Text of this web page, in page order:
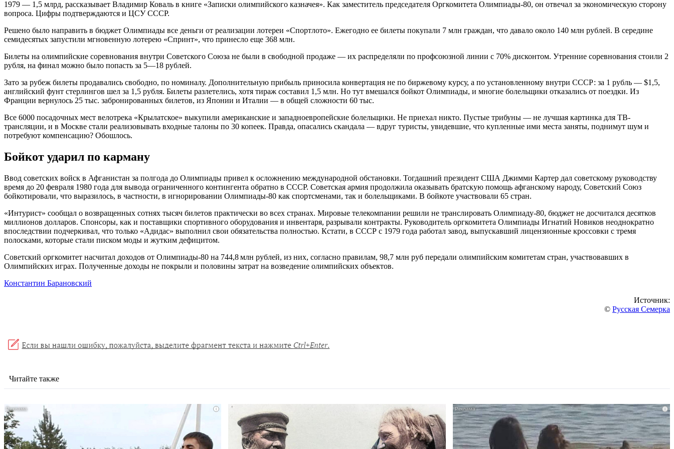
1979 — 1,5 млрд, рассказывает Владимир Коваль в книге «Записки олимпийского казначея». Как заместитель председателя Оргкомитета Олимпиады-80, он отвечал за экономическую сторону
вопроса. Цифры подтверждаются и ЦСУ СССР.
Решено было направить в бюджет Олимпиады все деньги от реализации лотереи «Спортлото». Ежегодно ее билеты покупали 7 млн граждан, что давало около 140 млн рублей. В середине
семидесятых запустили мгновенную лотерею «Спринт», что принесло еще 368 млн.
Билеты на олимпийские соревнования внутри Советского Союза не были в свободной продаже — их распределяли по профсоюзной линии с 70% дисконтом. Утренние соревнования стоили 2
рубля, на финал можно было попасть за 5—18 рублей.
Зато за рубеж билеты продавались свободно, по номиналу. Дополнительную прибыль приносила конвертация не по биржевому курсу, а по установленному внутри СССР: за 1 рубль — $1,5,
английский фунт стерлингов шел за 1,5 рубля. Билеты разлетелись, хотя тираж составил 1,5 млн. Но тут вмешался бойкот Олимпиады, и многие болельщики отказались от поездки. Из
Франции вернулось 25 тыс. забронированных билетов, из Японии и Италии — в общей сложности 60 тыс.
Все 6000 посадочных мест велотрека «Крылатское» выкупили американские и западноевропейские болельщики. Не приехал никто. Пустые трибуны — не лучшая картинка для ТВ-
трансляции, и в Москве стали реализовывать входные талоны по 30 копеек. Правда, опасались скандала — вдруг туристы, увидевшие, что купленные ими места заняты, поднимут шум и
потребуют компенсацию? Обошлось.
Бойкот ударил по карману
Ввод советских войск в Афганистан за полгода до Олимпиады привел к осложнению международной обстановки. Тогдашний президент США Джимми Картер дал советскому руководству
время до 20 февраля 1980 года для вывода ограниченного контингента обратно в СССР. Советская армия продолжила оказывать братскую помощь афганскому народу, Советский Союз
бойкотировали, что выразилось, в частности, в игнорировании Олимпиады-80 как спортсменами, так и болельщиками. В бойкоте участвовали 65 стран.
«Интурист» сообщал о возвращенных сотнях тысяч билетов практически во всех странах. Мировые телекомпании решили не транслировать Олимпиаду-80, бюджет не досчитался десятков
миллионов долларов. Спонсоры, как и поставщики спортивного оборудования и инвентаря, разрывали контракты. Руководитель оргкомитета Олимпиады Игнатий Новиков неоднократно
впоследствии подчеркивал, что только «Адидас» выполнил свои обязательства полностью. Кстати, в СССР с 1979 года работал завод, выпускавший лицензионные кроссовки с тремя
полосками, которые стали писком моды и жутким дефицитом.
Советский оргкомитет насчитал доходов от Олимпиады-80 на 744,8 млн рублей, из них, согласно правилам, 98,7 млн руб передали олимпийским комитетам стран, участвовавших в
Олимпийских играх. Полученные доходы не покрыли и половины затрат на возведение олимпийских объектов.
Константин Барановский
Источник:
© Русская Семерка
Читайте также
i i